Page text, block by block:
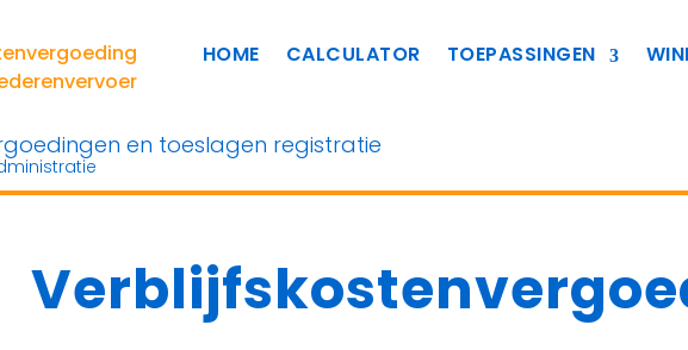
HOME CALCULATOR TOEPASSINGEN
en toeslagen registratie